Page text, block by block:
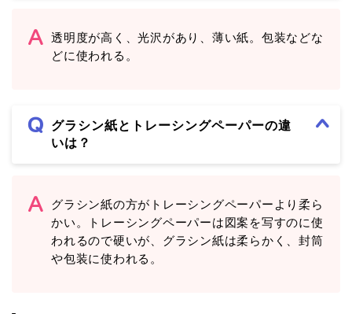
透明度が高く、光沢があり、薄い紙。包装などな
どに使われる。
グラシン紙とトレーシングペーパーの違
いは？
グラシン紙の方がトレーシングペーパーより柔ら
かい。トレーシングペーパーは図案を写すのに使
われるので硬いが、グラシン紙は柔らかく、封筒
や包装に使われる。